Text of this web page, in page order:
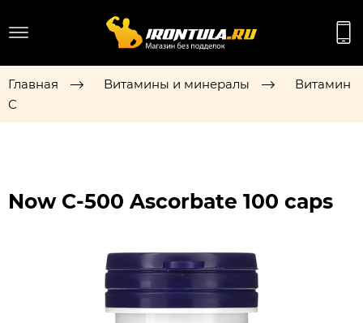
Главная Витамины и минералы
Витамин
С
Now C-500 Ascorbate 100 caps